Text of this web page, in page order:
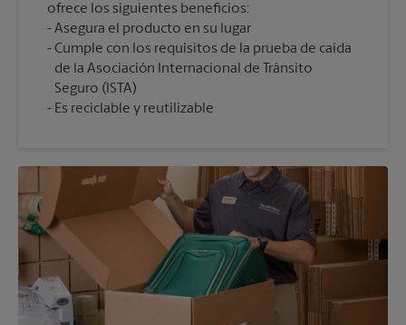
ofrece los siguientes beneficios:
Asegura el producto en su lugar
Cumple con los requisitos de la prueba de caída
de la Asociación Internacional de Tránsito
Seguro (ISTA)
Es reciclable y reutilizable